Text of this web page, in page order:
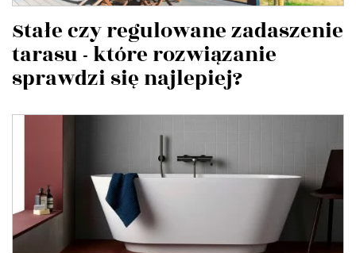
Stałe czy regulowane zadaszenie
tarasu - które rozwiązanie
sprawdzi się najlepiej?